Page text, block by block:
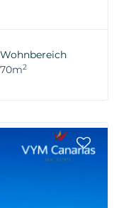
Wohnbereich
70m2